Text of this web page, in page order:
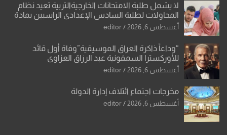
لا يشمل طلبة الامتحانات الخارجيةالتربية تعيد نظام
المحاولات لطلبة السادس الإعدادي الراسبين بمادة
أو مادتين
أغسطس 6, 2026 editor
“وداعاً ذاكرة العراق الموسيقية”وفاة أول قائد
للأوركسترا السمفونية عبد الرزاق العزاوي
أغسطس 6, 2026 editor
مخرجات اجتماع ائتلاف إدارة الدولة
أغسطس 6, 2026 editor